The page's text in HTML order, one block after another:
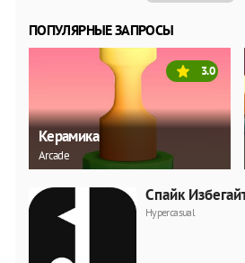
ПОПУЛЯРНЫЕ ЗАПРОСЫ
Керамика
Arcade
3.0
Спайк
Hypercasual